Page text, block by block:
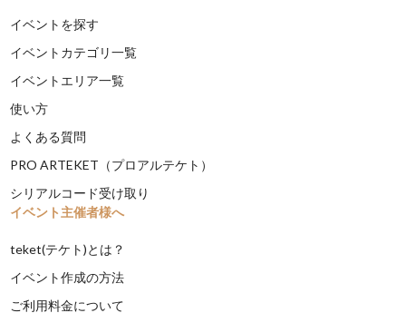
イベントを探す
イベントカテゴリ一覧
イベントエリア一覧
使い方
よくある質問
PRO ARTEKET（プロアルテケト）
シリアルコード受け取り
イベント主催者様へ
teket(テケト)とは？
イベント作成の方法
ご利用料金について